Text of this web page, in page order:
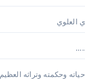
العلوي
وحكمته وتراثه العظيم